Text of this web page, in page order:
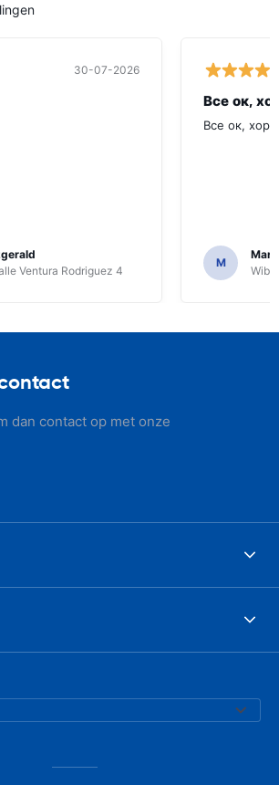
30-07-2026
Ventura Rodriguez 4
Все ок,
Все ок,
M
dan contact op met onze